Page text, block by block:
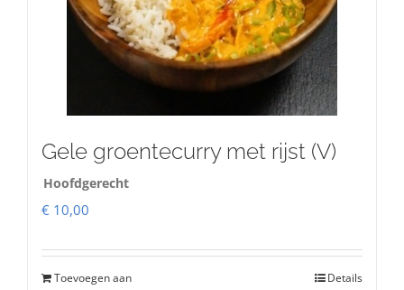
Gele groentecurry met rijst (V)
Hoofdgerecht
€ 10,00
Toevoegen aan
Details